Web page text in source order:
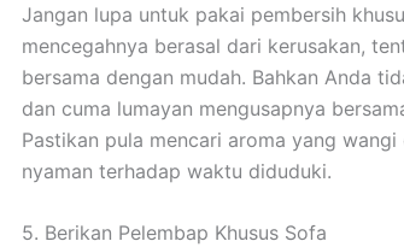
Jangan lupa untuk pakai pembersih
mencegahnya berasal dari kerusakan,
bersama dengan mudah. Bahkan Anda
dan cuma lumayan mengusapnya
Pastikan pula mencari aroma yang
nyaman terhadap waktu diduduki.
5. Berikan Pelembap Khusus Sofa